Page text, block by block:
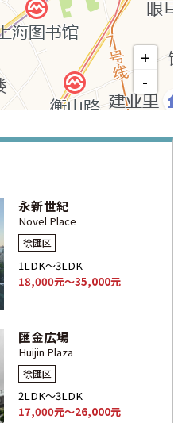
+
-
永新世紀
Novel Place
徐匯区
1LDK～3LDK
18,000元～35,000元
匯金広場
Huijin Plaza
徐匯区
2LDK～3LDK
17,000元～26,000元